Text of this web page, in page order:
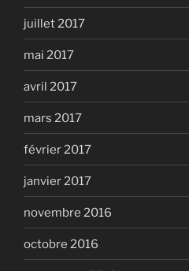
juillet 2017
mai 2017
avril 2017
mars 2017
février 2017
janvier 2017
novembre 2016
octobre 2016